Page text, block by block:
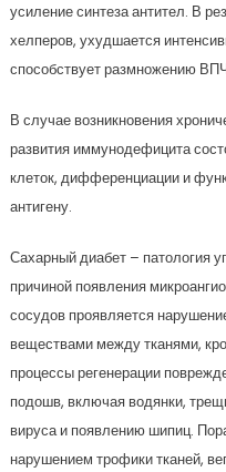
усиление синтеза антител. В
хелперов, ухудшается
способствует размножению
В случае возникновения
развития иммунодефицита
клеток, дифференциации и
антигену.
Сахарный диабет – патология
причиной появления
сосудов проявляется
веществами между тканями,
процессы регенерации
подошв, включая водянки,
вируса и появлению шипиц.
нарушением трофики тканей,